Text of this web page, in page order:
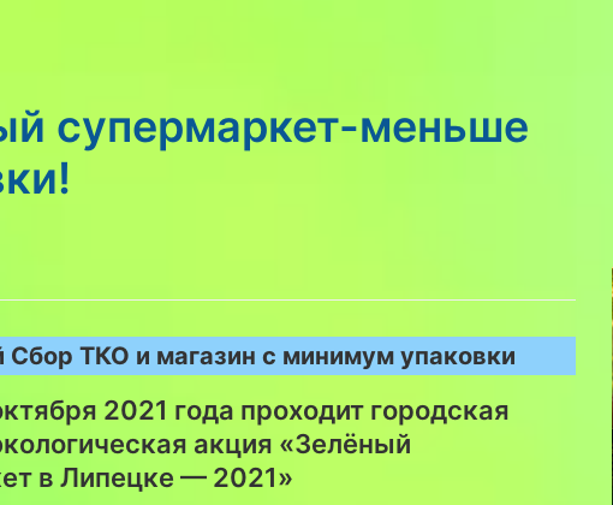
супермаркет-меньше
Сбор ТКО и магазин с минимум упаковки
2021 года проходит городская
акция «Зелёный
в Липецке — 2021»